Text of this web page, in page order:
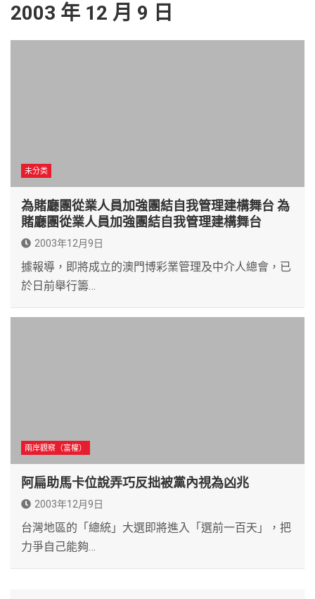
2003 年 12 月 9 日
未分类
為賭廳團從業人員加強團結自我管理建構舞台 為
賭廳團從業人員加強團結自我管理建構舞台
2003年12月9日
據報導，即將成立的澳門博彩業管理及中介人總會，已
於日前舉行籌…
兩岸觀察（富權）
阿扁助馬卡位說弄巧反拙被黨內視為凶兆
2003年12月9日
台灣地區的「總統」大選即將進入「選前一百天」，把
力爭自己能夠…